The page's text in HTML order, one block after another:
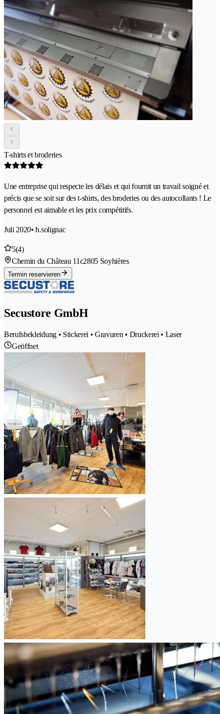
T-shirts et broderies
Une entreprise qui respecte les délais et qui fournit un travail soigné et
précis que se soit sur des t-shirts, des broderies ou des autocollants ! Le
personnel est aimable et les prix compétitifs.
Juli 2020• h.solignac
5(4)
Chemin du Château 11c2805 Soyhières
Termin reservieren
Secustore GmbH
Berufsbekleidung • Stickerei • Gravuren • Druckerei • Laser
Geöffnet